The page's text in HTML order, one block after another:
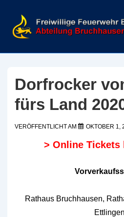
Inhalt
Dorfrocker
fürs Land
VERÖFFENTLICHT AM OKTOBER 1,
> Online Tickets
Rathaus Bruchhausen,
Ettlingen